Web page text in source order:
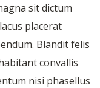
sit dictum
placerat
Blandit felis
convallis
nisi phasellus